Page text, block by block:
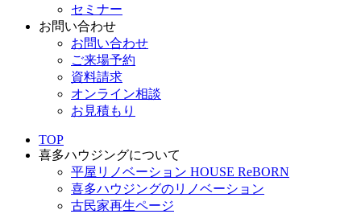
セミナー
お問い合わせ
お問い合わせ
ご来場予約
資料請求
オンライン相談
お見積もり
TOP
喜多ハウジングについて
平屋リノベーション HOUSE ReBORN
喜多ハウジングのリノベーション
古民家再生ページ